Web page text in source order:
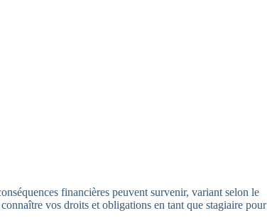
financières peuvent survenir, variant selon le
vos droits et obligations en tant que stagiaire pour